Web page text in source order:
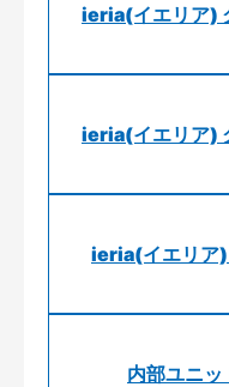
ieria(イエリア)
ieria(イエリア)
ieria(イエリア)
内部ユニ